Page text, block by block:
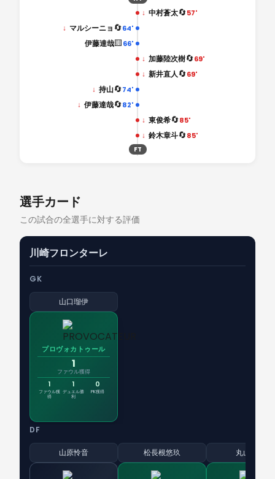
↓ 中村蒼太🔄57'
64'
🔄
↓ マルシーニョ
66'
🟨
伊藤達哉
↓ 加藤陸次樹🔄69'
↓ 新井直人🔄69'
74'
🔄
↓ 持山
82'
🔄
↓ 伊藤達哉
↓ 東俊希🔄85'
↓ 鈴木章斗🔄85'
FT
選手カード
この試合の全選手に対する評価
川崎フロンターレ
GK
山口瑠伊
プロヴォカトゥール
1
ファウル獲得
1
ファウル獲
得
1
デュエル勝
利
0
PK獲得
DF
山原怜音 松長根悠玖 丸山祐市